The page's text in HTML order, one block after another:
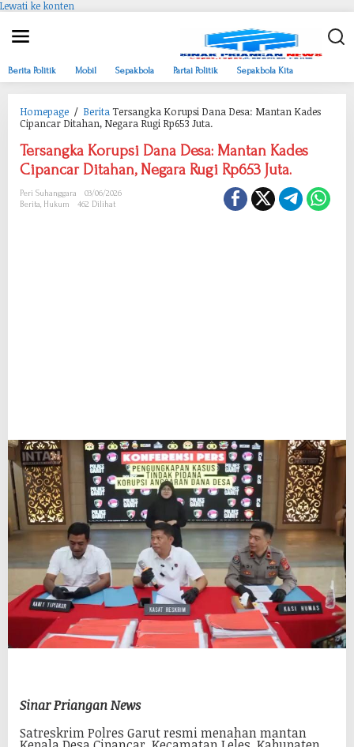
Lewati ke konten
Berita Politik Mobil Sepakbola Partai Politik Sepakbola Kita
Homepage / BeritaTersangka Korupsi Dana Desa: Mantan Kades
Cipancar Ditahan, Negara Rugi Rp653 Juta.
Tersangka Korupsi Dana Desa: Mantan Kades
Cipancar Ditahan, Negara Rugi Rp653 Juta.
Peri Suhanggara
03/06/2026
Berita, Hukum 462 Dilihat
Sinar Priangan News
Satreskrim Polres Garut resmi menahan mantan